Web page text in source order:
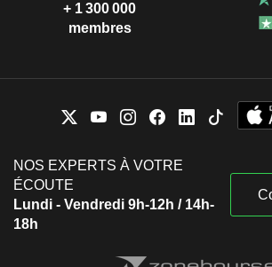
+ 1 300 000
membres
NOS EXPERTS À VOTRE
ÉCOUTE
Lundi - Vendredi 9h-12h / 14h-
18h